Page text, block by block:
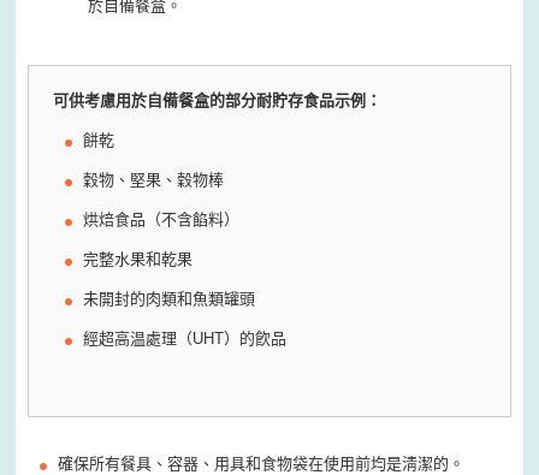
於自備餐盒。
可供考慮用於自備餐盒的部分耐貯存食品示例：
餅乾
穀物、堅果、穀物棒
烘焙食品（不含餡料）
完整水果和乾果
未開封的肉類和魚類罐頭
經超高温處理（UHT）的飮品
確保所有餐具、容器、用具和食物袋在使用前均是淸潔的。